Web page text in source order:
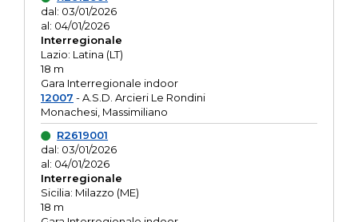
dal: 03/01/2026
al: 04/01/2026
Interregionale
Lazio: Latina (LT)
18 m
Gara Interregionale indoor
12007 - A.S.D. Arcieri Le Rondini
Monachesi, Massimiliano
R2619001
dal: 03/01/2026
al: 04/01/2026
Interregionale
Sicilia: Milazzo (ME)
18 m